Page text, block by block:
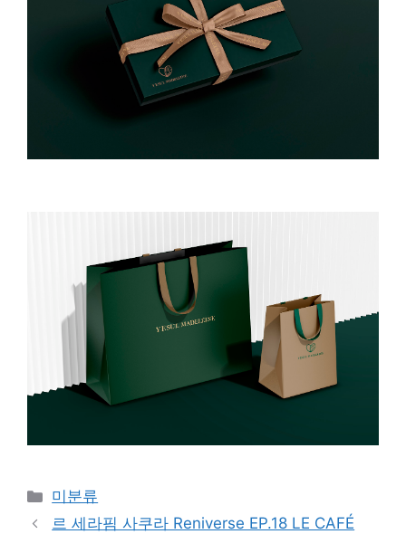
Categories
미분류
르 세라핌 사쿠라 Reniverse EP.18 LE CAFÉ